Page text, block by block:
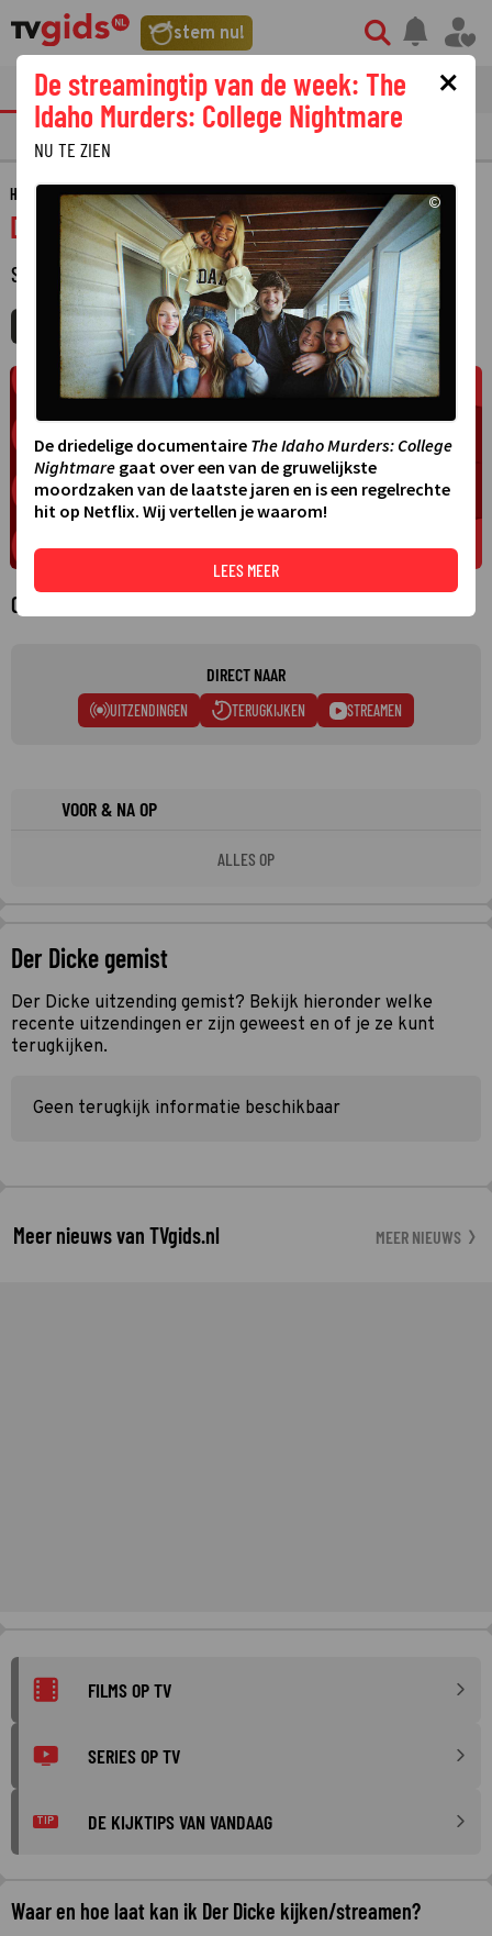
stem nu!
tvgids streaming nieuws
PRIMETIME GEMIST
HOME GIDS DER DICKE
Der Dicke
SERIE ·
MIJNGIDS AGENDA DELEN
Over Der Dicke
DIRECT NAAR
UITZENDINGEN TERUGKIJKEN STREAMEN
VOOR & NA OP
ALLES OP
Der Dicke gemist
Der Dicke uitzending gemist? Bekijk hieronder welke
recente uitzendingen er zijn geweest en of je ze kunt
terugkijken.
Geen terugkijk informatie beschikbaar
Meer nieuws van TVgids.nl MEER NIEUWS
FILMS OP TV
SERIES OP TV
TIP DE KIJKTIPS VAN VANDAAG
Waar en hoe laat kan ik Der Dicke kijken/streamen?
×
De streamingtip van de week: The
Idaho Murders: College Nightmare
NU TE ZIEN
©
De driedelige documentaire The Idaho Murders: College
Nightmare gaat over een van de gruwelijkste
moordzaken van de laatste jaren en is een regelrechte
hit op Netflix. Wij vertellen je waarom!
LEES MEER